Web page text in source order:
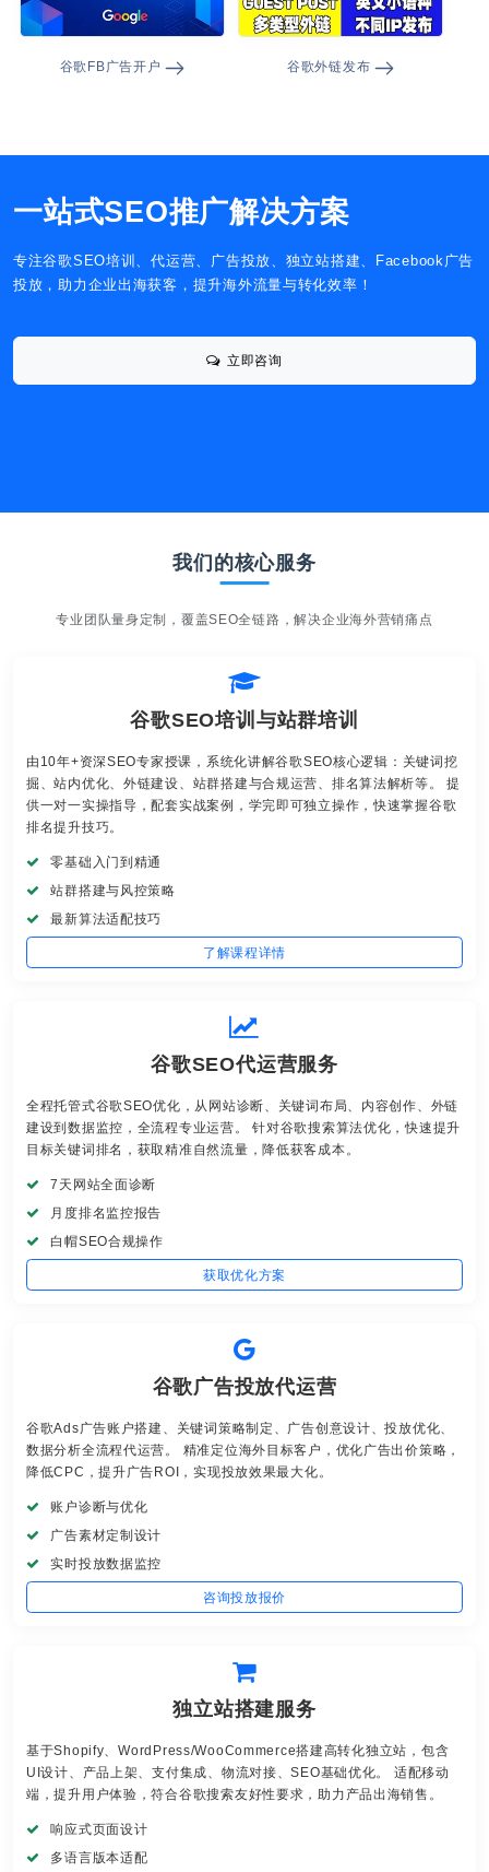
谷歌FB广告开户 谷歌外链发布
一站式SEO推广解决方案
专注谷歌SEO培训、代运营、广告投放、独立站搭建、Facebook广告
投放，助力企业出海获客，提升海外流量与转化效率！
立即咨询
我们的核心服务
专业团队量身定制，覆盖SEO全链路，解决企业海外营销痛点
谷歌SEO培训与站群培训
由10年+资深SEO专家授课，系统化讲解谷歌SEO核心逻辑：关键词挖
掘、站内优化、外链建设、站群搭建与合规运营、排名算法解析等。 提
供一对一实操指导，配套实战案例，学完即可独立操作，快速掌握谷歌
排名提升技巧。
零基础入门到精通
站群搭建与风控策略
最新算法适配技巧
了解课程详情
谷歌SEO代运营服务
全程托管式谷歌SEO优化，从网站诊断、关键词布局、内容创作、外链
建设到数据监控，全流程专业运营。 针对谷歌搜索算法优化，快速提升
目标关键词排名，获取精准自然流量，降低获客成本。
7天网站全面诊断
月度排名监控报告
白帽SEO合规操作
获取优化方案
谷歌广告投放代运营
谷歌Ads广告账户搭建、关键词策略制定、广告创意设计、投放优化、
数据分析全流程代运营。 精准定位海外目标客户，优化广告出价策略，
降低CPC，提升广告ROI，实现投放效果最大化。
账户诊断与优化
广告素材定制设计
实时投放数据监控
咨询投放报价
独立站搭建服务
基于Shopify、WordPress/WooCommerce搭建高转化独立站，包含
UI设计、产品上架、支付集成、物流对接、SEO基础优化。 适配移动
端，提升用户体验，符合谷歌搜索友好性要求，助力产品出海销售。
响应式页面设计
多语言版本适配